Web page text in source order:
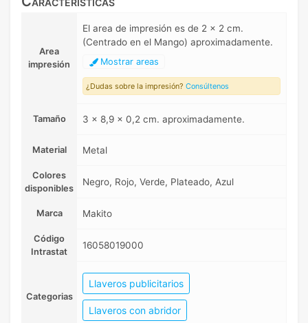
Area
impresión
El area de impresión es de 2 x 2 cm.
(Centrado en el Mango) aproximadamente.
Mostrar areas
¿Dudas sobre la impresión? Consúltenos
Tamaño 3 x 8,9 x 0,2 cm. aproximadamente.
Material Metal
Colores
disponibles
Negro, Rojo, Verde, Plateado, Azul
Marca Makito
Código
Intrastat
16058019000
Categorias
Llaveros publicitarios
Llaveros con abridor